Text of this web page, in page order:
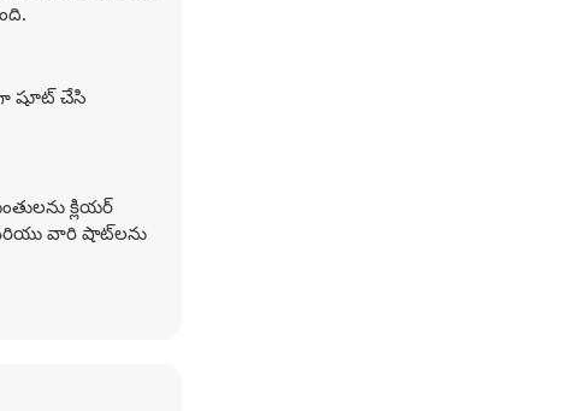
షూట్ చేసి
క్లియర్
వారి షాట్‌లను